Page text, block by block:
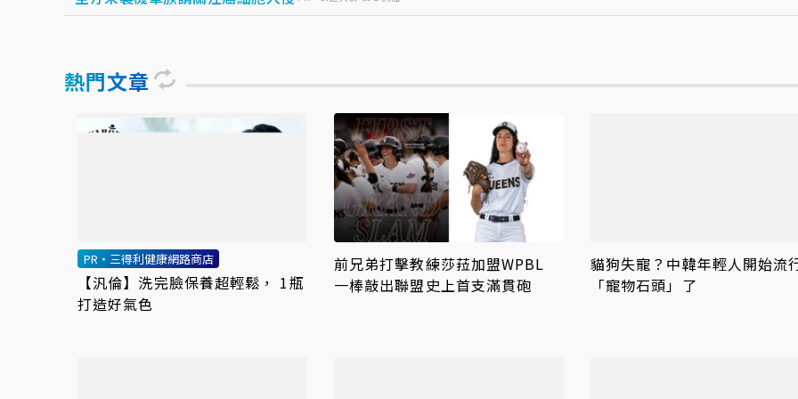
熱門文章
PR・三得利健康網路商店
【汎倫】洗完臉保養超輕鬆， 1瓶
打造好氣色
前兄弟打擊教練莎菈加盟WPBL
一棒敲出聯盟史上首支滿貫砲
貓狗失寵？中韓年輕人開始流
「寵物石頭」了